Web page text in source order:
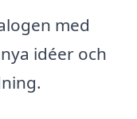
med
idéer och